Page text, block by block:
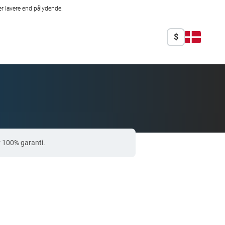
lavere end pålydende.
$
garanti.